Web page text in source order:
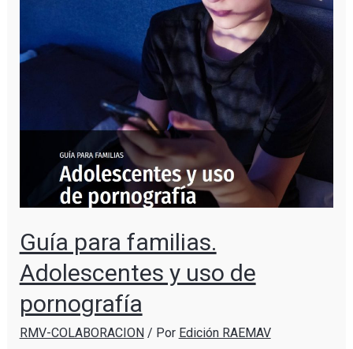
Guía para familias.
Adolescentes y uso de
pornografía
RMV-COLABORACION/ Por Edición RAEMAV